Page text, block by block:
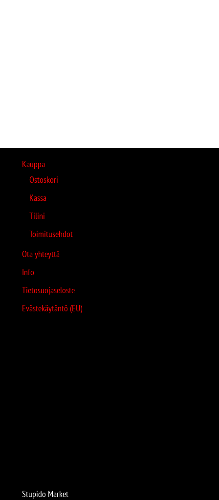
Kauppa
Ostoskori
Kassa
Tilini
Toimitusehdot
Ota yhteyttä
Info
Tietosuojaseloste
Evästekäytäntö (EU)
Stupido Market